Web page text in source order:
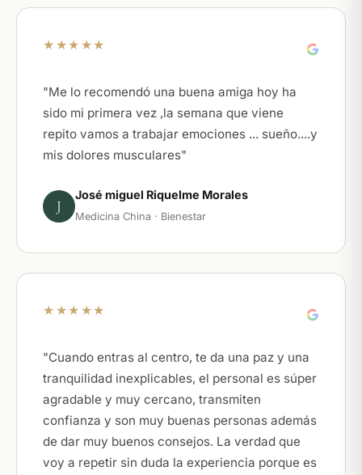
★★★★★
"Me lo recomendó una buena amiga hoy ha
sido mi primera vez ,la semana que viene
repito vamos a trabajar emociones ... sueño....y
mis dolores musculares"
J
José miguel Riquelme Morales
Medicina China · Bienestar
★★★★★
"Cuando entras al centro, te da una paz y una
tranquilidad inexplicables, el personal es súper
agradable y muy cercano, transmiten
confianza y son muy buenas personas además
de dar muy buenos consejos. La verdad que
voy a repetir sin duda la experiencia porque es